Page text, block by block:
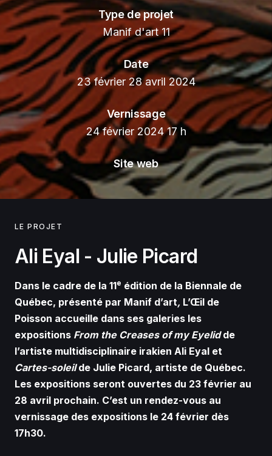
Type de projet
Manif d'art 11
Date
23 février 28 avril 2024
Vernissage
24 février 2024 17 h
Site web
LE PROJET
Ali Eyal - Julie Picard
Dans le cadre de la 11e édition de la Biennale de
Québec, présenté par Manif d’art, L’Œil de
Poisson accueille dans ses galeries les
expositions From the Creases of my Eyelidde
l’artiste multidisciplinaire irakien Ali Eyal et
Cartes-soleilde Julie Picard, artiste de Québec.
Les expositions seront ouvertes du 23 février au
28 avril prochain. C’est un rendez-vous au
vernissage des expositions le 24 février dès
17h30.